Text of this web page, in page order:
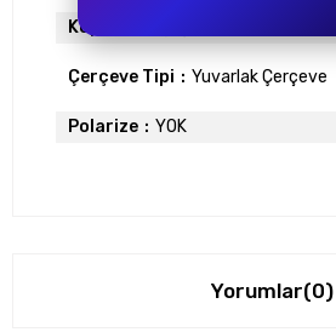
Köprü Genişliği
Çerçeve Tipi Yuvarlak Çerçeve
Polarize YOK
Yorumlar(0)